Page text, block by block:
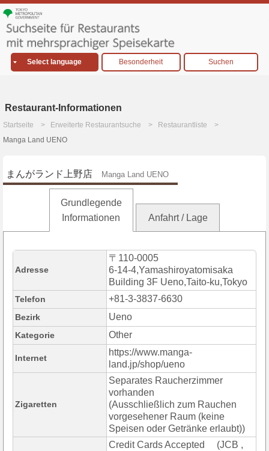
Select language Besonderheit Suchen
Restaurant-Informationen
Startseite Erweiterte Restaurantsuche
Restaurantliste
Manga Land UENO
まんがランド上野店 Manga Land UENO
Grundlegende
Informationen
Anfahrt / Lage
Adresse
〒110-0005
6-14-4,Yamashiroyatomisaka
Building 3F Ueno,Taito-ku,Tokyo
Telefon +81-3-3837-6630
Bezirk Ueno
Kategorie Other
Internet
https://www.manga-
land.jp/shop/ueno
Zigaretten
Separates Raucherzimmer
vorhanden
(Ausschließlich zum Rauchen
vorgesehener Raum (keine
Speisen oder Getränke erlaubt))
Credit Cards Accepted (JCB ,